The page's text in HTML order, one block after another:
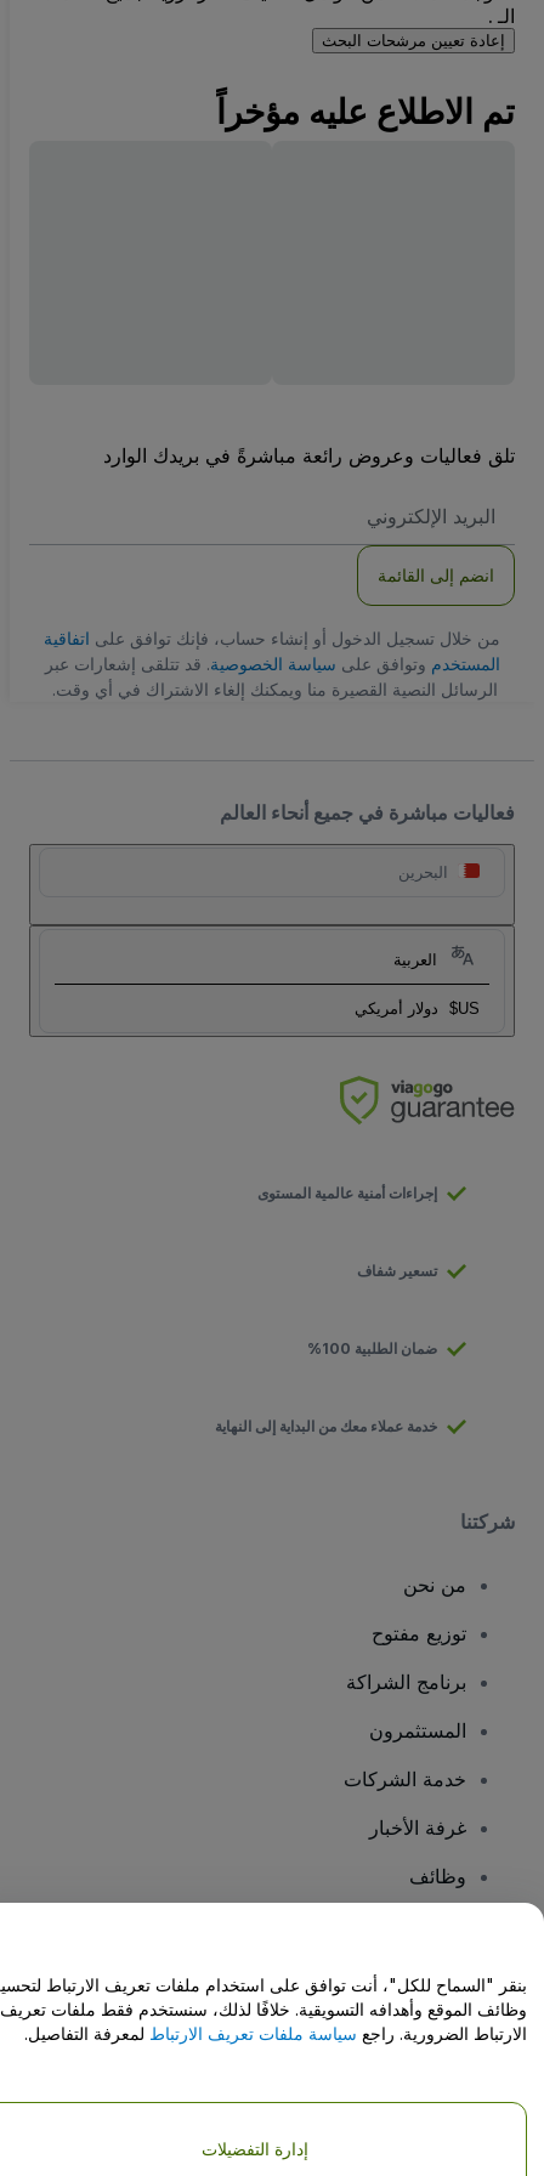
الـ .
إعادة تعيين مرشحات البحث
تم الاطلاع عليه مؤخراً
تلق فعاليات وعروض رائعة مباشرةً في بريدك الوارد
الاكتروني
انضم إلى القائمة
من خلال تسجيل الدخول أو إنشاء حساب، فإنك توافق على اتفاقية
المستخدم وتوافق على سياسة الخصوصية. قد تتلقى إشعارات عبر
الرسائل النصية القصيرة منا ويمكنك إلغاء الاشتراك في أي وقت.
فعاليات مباشرة في جميع أنحاء العالم
البحرين
العربية
US$ دولار أمريكي
إجراءات أمنية عالمية المستوى
تسعير شفاف
ضمان الطلبية 100%
خدمة عملاء معك من البداية إلى النهاية
شركتنا
من نحن
توزيع مفتوح
برنامج الشراكة
المستثمرون
خدمة الشركات
غرفة الأخبار
وظائف
مركز المساعدة / اتصل بنا
حقوق النشر © شركة فياجوجو المحدودة 2026
تفاصيل الشركة
بنقر "السماح للكل"، أنت توافق على استخدام ملفات تعريف الارتباط
وظائف الموقع وأهدافه التسويقية. خلافًا لذلك، سنستخدم فقط ملفات تعريف
الارتباط الضرورية. راجع سياسة ملفات تعريف الارتباط لمعرفة التفاصيل.
إدارة التفضيلات